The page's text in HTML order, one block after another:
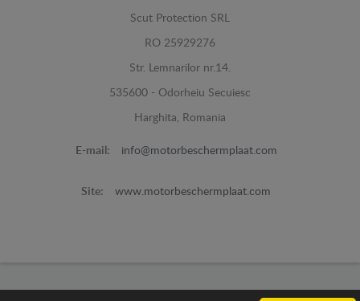
Scut Protection SRL
RO 25929276
Str. Lemnarilor nr.14.
535600 - Odorheiu Secuiesc
Harghita, Romania
E-mail: info@motorbeschermplaat.com
Site: www.motorbeschermplaat.com